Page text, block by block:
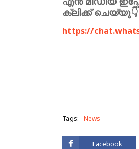
ക്ലിക്ക് ചെയ്യൂ👇
https://
Tags: News
Facebook